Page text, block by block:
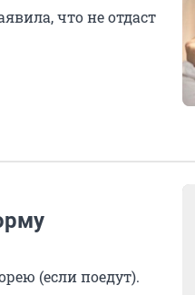
что не отдаст
(если поедут).